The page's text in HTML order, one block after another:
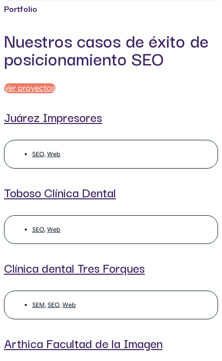
Portfolio
Nuestros casos de éxito de
posicionamiento SEO
Ver proyectos
Juárez Impresores
SEO, Web
Toboso Clínica Dental
SEO, Web
Clínica dental Tres Forques
SEM, SEO, Web
Arthica Facultad de la Imagen